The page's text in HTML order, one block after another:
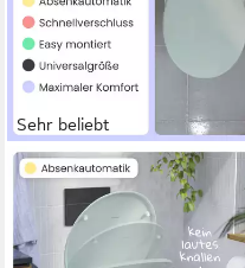
Sehr beliebt
INSTMAIER
WC-Sitz instmaier Helma,
Toilettendeckel mit
Absenkautomatik,